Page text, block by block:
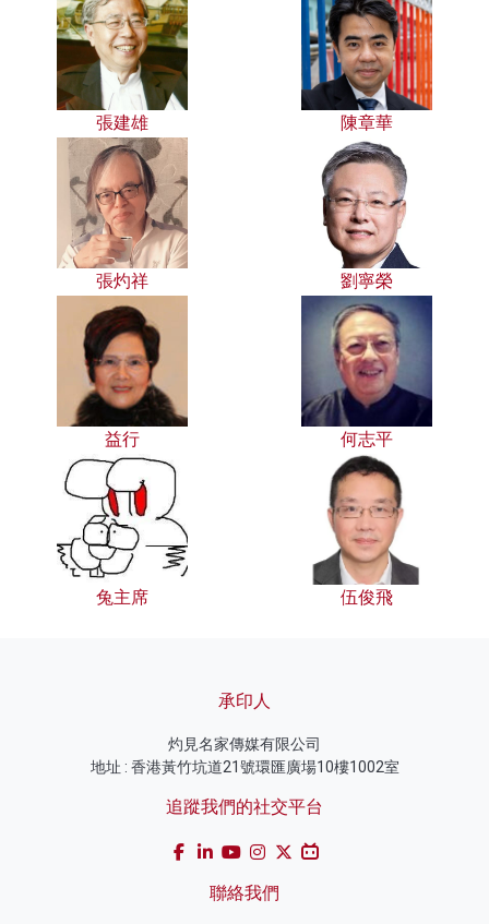
張建雄 陳章華
張灼祥 劉寧榮
益行 何志平
兔主席 伍俊飛
承印人
灼見名家傳媒有限公司
地址 : 香港黃竹坑道21號環匯廣場10樓1002室
追蹤我們的社交平台
聯絡我們